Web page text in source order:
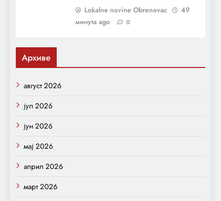
Lokalne novine Obrenovac
49
минута ago
0
Архиве
август 2026
јул 2026
јун 2026
мај 2026
април 2026
март 2026